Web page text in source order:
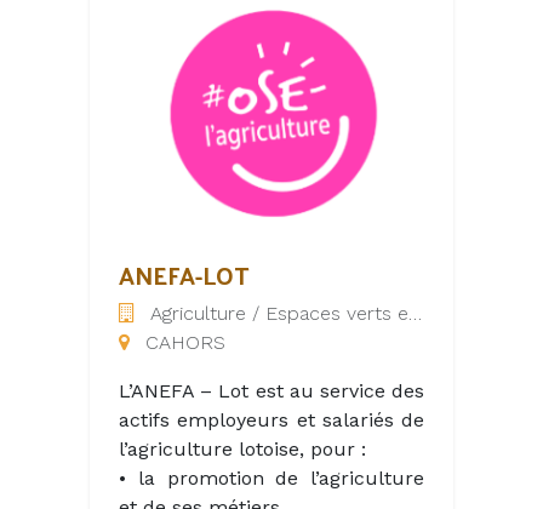
ANEFA-LOT
Agriculture / Espaces verts et naturels
CAHORS
L’ANEFA – Lot est au service des
actifs employeurs et salariés de
l’agriculture lotoise, pour :
• la promotion de l’agriculture